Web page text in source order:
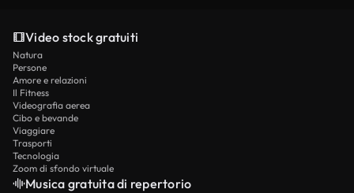
Video stock gratuiti
Natura
Persone
Amore e relazioni
Il Fitness
Videografia aerea
Cibo e bevande
Viaggiare
Trasporti
Tecnologia
Zoom di sfondo virtuale
Musica gratuita di repertorio